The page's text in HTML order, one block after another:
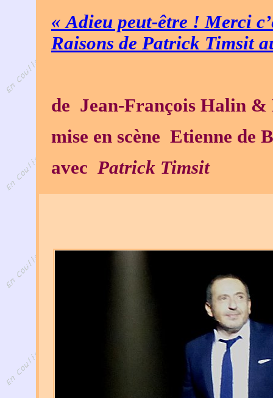
« Adieu peut-être ! Merci
Raisons de Patrick Timsit
de Jean-François Halin
mise en scène Etienne de
avec Patrick Timsit